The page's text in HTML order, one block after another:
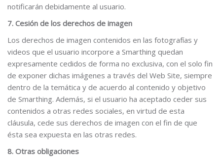
notificarán debidamente al usuario.
7. Cesión de los derechos de imagen
Los derechos de imagen contenidos en las fotografías y
videos que el usuario incorpore a Smarthing quedan
expresamente cedidos de forma no exclusiva, con el solo fin
de exponer dichas imágenes a través del Web Site, siempre
dentro de la temática y de acuerdo al contenido y objetivo
de Smarthing. Además, si el usuario ha aceptado ceder sus
contenidos a otras redes sociales, en virtud de esta
cláusula, cede sus derechos de imagen con el fin de que
ésta sea expuesta en las otras redes.
8. Otras obligaciones